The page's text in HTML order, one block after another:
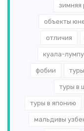
зимняя
объекты
отличия
куала-
фобии
туры в
туры в японию
мальдивы